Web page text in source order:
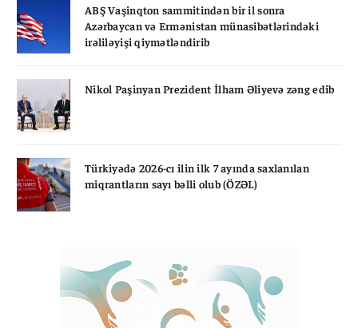
ABŞ Vaşinqton sammitindən bir il sonra
Azərbaycan və Ermənistan münasibətlərindəki
irəliləyişi qiymətləndirib
Nikol Paşinyan Prezident İlham Əliyevə zəng edib
Türkiyədə 2026-cı ilin ilk 7 ayında saxlanılan
miqrantların sayı bəlli olub (ÖZƏL)